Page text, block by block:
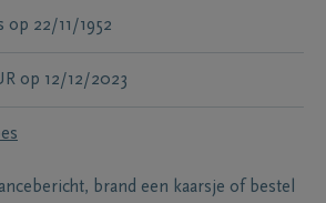
op 22/11/1952
op 12/12/2023
brand een kaarsje of bestel